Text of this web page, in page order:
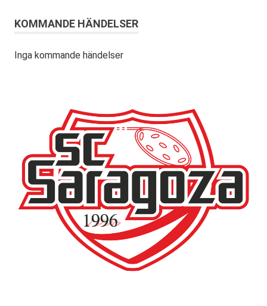
KOMMANDE HÄNDELSER
Inga kommande händelser